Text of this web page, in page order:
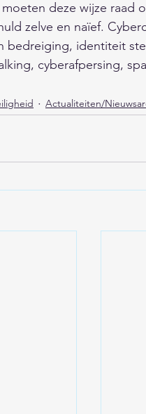
deze wijze raad
zelve en naïef.
bedreiging, identiteit
cyberafpersing,
Actualiteiten/